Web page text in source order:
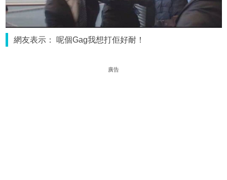
網友表示： 呢個Gag我想打佢好耐！
廣告